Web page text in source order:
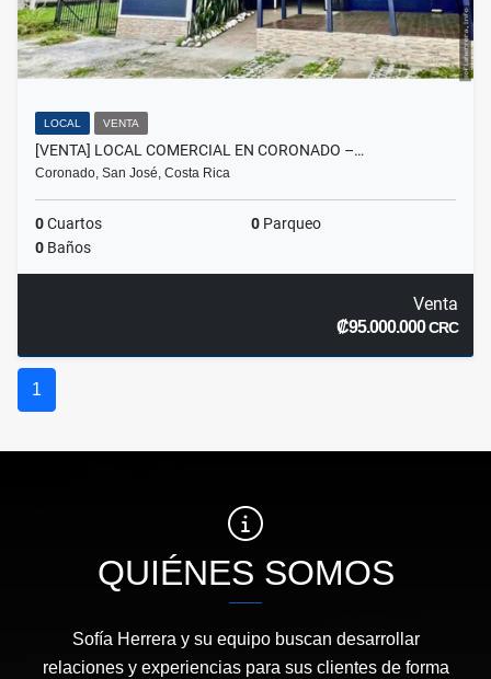
LOCAL VENTA
[VENTA] LOCAL COMERCIAL EN CORONADO –…
Coronado, San José, Costa Rica
0Cuartos 0 Parqueo
0 Baños
Venta
₡95.000.000CRC
1
QUIÉNES SOMOS
Sofía Herrera y su equipo buscan desarrollar
relaciones y experiencias para sus clientes de forma